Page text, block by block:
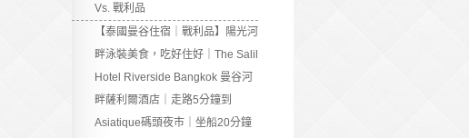
Vs. 戰利品
【泰國曼谷住宿｜戰利品】陽光河
畔泳裝美食，吃好住好｜The Salil
Hotel Riverside Bangkok 曼谷河
畔薩利爾酒店｜走路5分鐘到
Asiatique碼頭夜市｜坐船20分鐘